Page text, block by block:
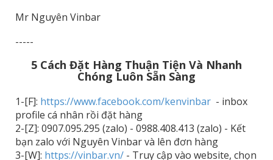
Mr Nguyên Vinbar
-----
5 Cách Đặt Hàng Thuận Tiện Và Nhanh
Chóng Luôn Sẵn Sàng
1-[F]: https://www.facebook.com/kenvinbar - inbox
profile cá nhân rồi đặt hàng
2-[Z]: 0907.095.295 (zalo) - 0988.408.413 (zalo) - Kết
bạn zalo với Nguyên Vinbar và lên đơn hàng
3-[W]: https://vinbar.vn/ - Truy cập vào website, chọn